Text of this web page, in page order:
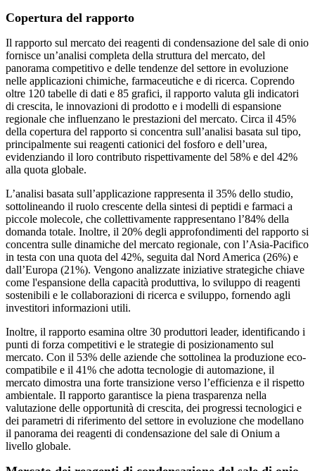
Copertura del rapporto
Il rapporto sul mercato dei reagenti di condensazione del sale di onio
fornisce un’analisi completa della struttura del mercato, del
panorama competitivo e delle tendenze del settore in evoluzione
nelle applicazioni chimiche, farmaceutiche e di ricerca. Coprendo
oltre 120 tabelle di dati e 85 grafici, il rapporto valuta gli indicatori
di crescita, le innovazioni di prodotto e i modelli di espansione
regionale che influenzano le prestazioni del mercato. Circa il 45%
della copertura del rapporto si concentra sull’analisi basata sul tipo,
principalmente sui reagenti cationici del fosforo e dell’urea,
evidenziando il loro contributo rispettivamente del 58% e del 42%
alla quota globale.
L’analisi basata sull’applicazione rappresenta il 35% dello studio,
sottolineando il ruolo crescente della sintesi di peptidi e farmaci a
piccole molecole, che collettivamente rappresentano l’84% della
domanda totale. Inoltre, il 20% degli approfondimenti del rapporto si
concentra sulle dinamiche del mercato regionale, con l’Asia-Pacifico
in testa con una quota del 42%, seguita dal Nord America (26%) e
dall’Europa (21%). Vengono analizzate iniziative strategiche chiave
come l'espansione della capacità produttiva, lo sviluppo di reagenti
sostenibili e le collaborazioni di ricerca e sviluppo, fornendo agli
investitori informazioni utili.
Inoltre, il rapporto esamina oltre 30 produttori leader, identificando i
punti di forza competitivi e le strategie di posizionamento sul
mercato. Con il 53% delle aziende che sottolinea la produzione eco-
compatibile e il 41% che adotta tecnologie di automazione, il
mercato dimostra una forte transizione verso l’efficienza e il rispetto
ambientale. Il rapporto garantisce la piena trasparenza nella
valutazione delle opportunità di crescita, dei progressi tecnologici e
dei parametri di riferimento del settore in evoluzione che modellano
il panorama dei reagenti di condensazione del sale di Onium a
livello globale.